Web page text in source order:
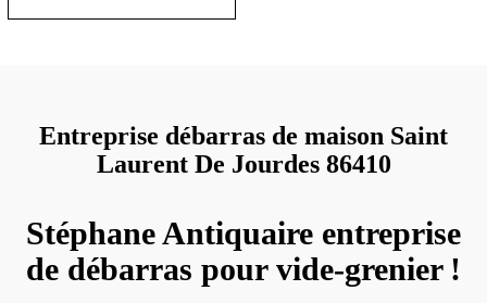
Entreprise débarras de maison Saint
Laurent De Jourdes 86410
Stéphane Antiquaire entreprise
de débarras pour vide-grenier !